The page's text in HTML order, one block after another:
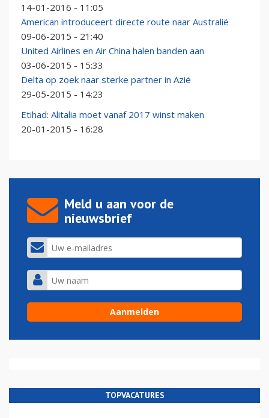
14-01-2016 - 11:05
American introduceert directe route naar Australië
09-06-2015 - 21:40
United Airlines en Air China halen banden aan
03-06-2015 - 15:33
Delta op zoek naar sterke partner in Azië
29-05-2015 - 14:23
Etihad: Alitalia moet vanaf 2017 winst maken
20-01-2015 - 16:28
Meld u aan voor de
nieuwsbrief
TOPVACATURES